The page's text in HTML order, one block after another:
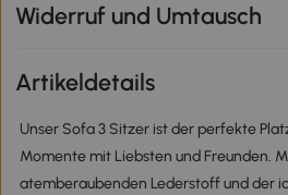
Widerruf und Umtausch
Artikeldetails
Unser Sofa 3 Sitzer ist der perfekte
Momente mit Liebsten und Freunden.
atemberaubenden Lederstoff und der